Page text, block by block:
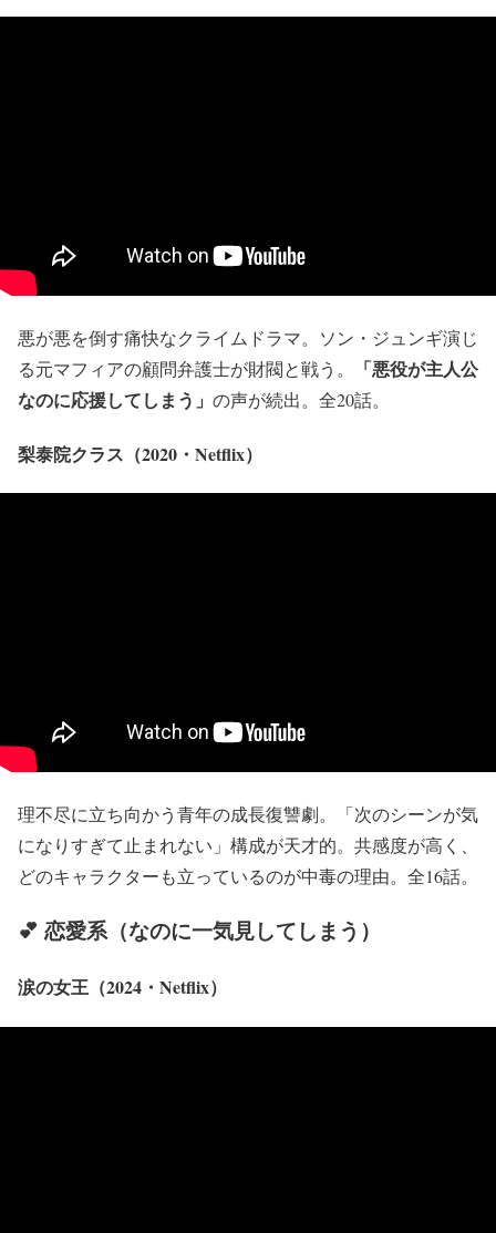
悪が悪を倒す痛快なクライムドラマ。ソン・ジュンギ演じ
る元マフィアの顧問弁護士が財閥と戦う。
「悪役が主人公
なのに応援してしまう」 の声が続出。全20話。
梨泰院クラス（2020・Netflix）
理不尽に立ち向かう青年の成長復讐劇。「次のシーンが気
になりすぎて止まれない」構成が天才的。共感度が高く、
どのキャラクターも立っているのが中毒の理由。全16話。
💕 恋愛系（なのに一気見してしまう）
涙の女王（2024・Netflix）